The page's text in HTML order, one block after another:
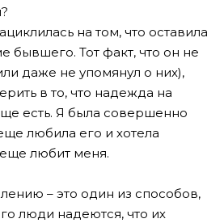
на том, что оставила
бывшего. Тот факт, что он не
даже не упомянул о них),
в то, что надежда на
есть. Я была совершенно
любила его и хотела
еще любит меня.
– это один из способов,
люди надеются, что их